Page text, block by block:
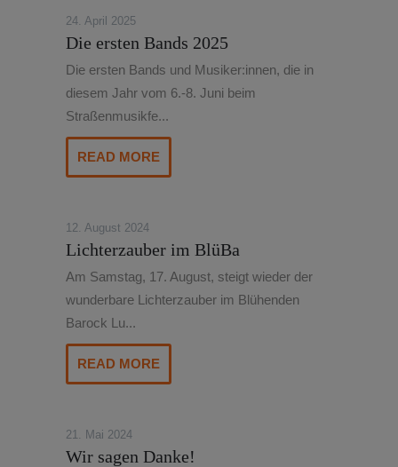
24. April 2025
Die ersten Bands 2025
Die ersten Bands und Musiker:innen, die in
diesem Jahr vom 6.-8. Juni beim
Straßenmusikfe...
READ MORE
12. August 2024
Lichterzauber im BlüBa
Am Samstag, 17. August, steigt wieder der
wunderbare Lichterzauber im Blühenden
Barock Lu...
READ MORE
21. Mai 2024
Wir sagen Danke!